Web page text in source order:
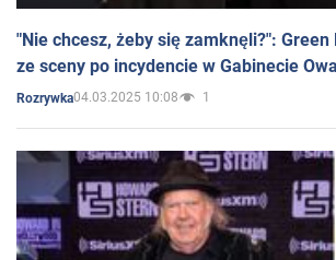
"Nie chcesz, żeby się zamknęli?":
ze sceny po incydencie w Gabinecie
Rozrywka04.03.2025 10:08 1